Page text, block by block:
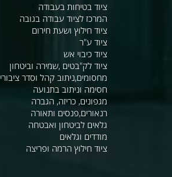
ציוד בטיחות בעבודה
המרכז לציוד עבודה בגובה
ציוד חילוץ ושעת חירום
ציוד ע"ר
ציוד כיבוי אש
ציוד לק"בטים ,שמירה וביטחון
מחסומים,ניתוב קהל וסדר ציבורי
חסימה וניתוב בתנועה
מגפונים, כריזה, הגברה
רנאורים,פנסים ותאורה
גלאים לביטחון ואבטחה
מודדים וגלאים
ציוד חילוץ הרמה ופריצה